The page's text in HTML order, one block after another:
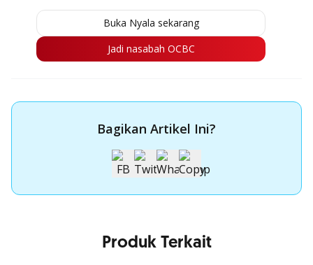
Buka Nyala sekarang
Jadi nasabah OCBC
Bagikan Artikel Ini?
Produk Terkait